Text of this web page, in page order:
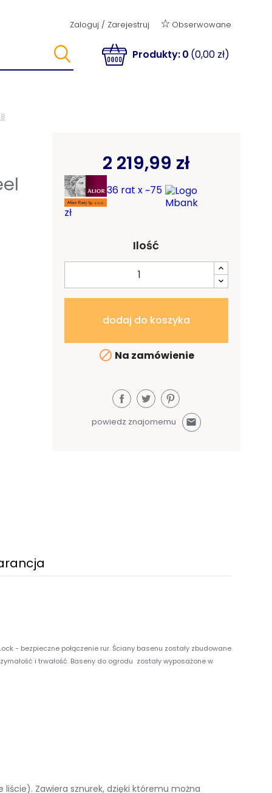
Zaloguj / Zarejestruj Obserwowane
Produkty:0 (0,00 zł)
2 219,99 zł
36 rat x ~75
zł
Ilość
dodaj do koszyka
 Na zamówienie
powiedz znajomemu mail
- bezpieczne połączenie rur. Ściany basenu zostały zbudowane
i trwałość. Baseny do ogrodu zostały wyposażone w
Zawiera sznurek, dzięki któremu można